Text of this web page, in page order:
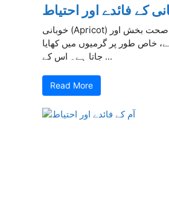
کے فائدے اور احتیاط
خوبانی (Apricot) ایک نہایت صحت بخش اور
خاص طور پر گرمیوں میں کھایا
جاتا ہے۔ اس کے ...
Read More